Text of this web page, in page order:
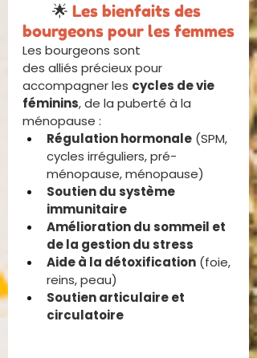
🌟 Les bienfaits des
bourgeons pour les femmes
Les bourgeons sont
des alliés précieux pour
accompagner les cycles de vie
féminins, de la puberté à la
ménopause :
Régulation hormonale (SPM,
cycles irréguliers, pré-
ménopause, ménopause)
Soutien du système
immunitaire
Amélioration du sommeil et
de la gestion du stress
Aide à la détoxification (foie,
reins, peau)
Soutien articulaire et
circulatoire